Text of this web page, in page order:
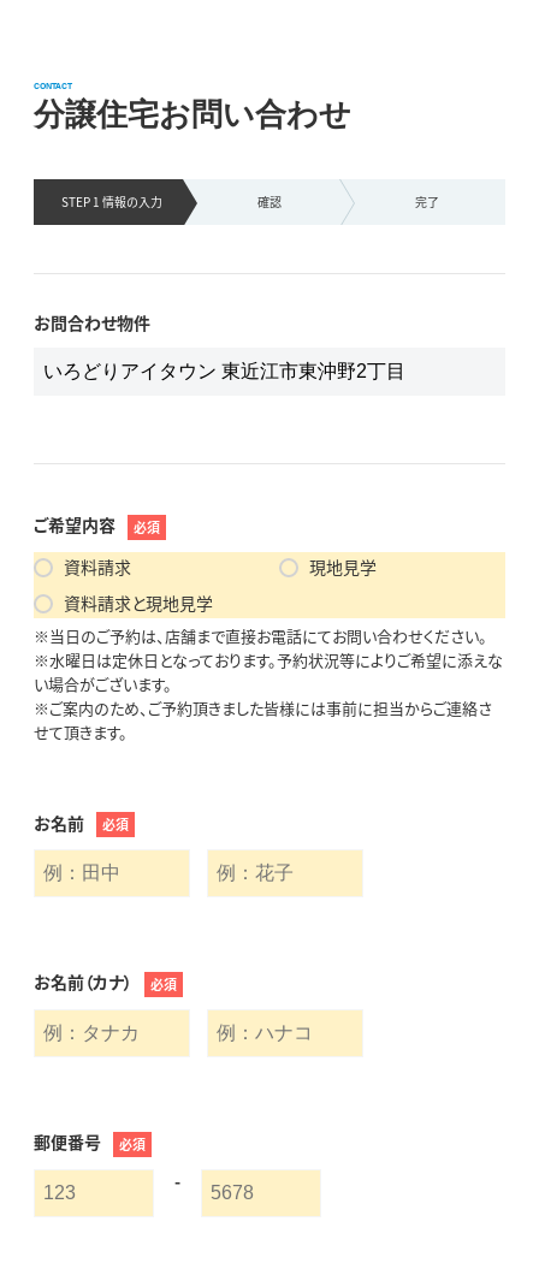
分譲住宅お問い合わせ
CONTACT
STEP 1 情報の入力 確認 完了
お問合わせ物件
ご希望内容 必須
資料請求
現地見学
資料請求と現地見学
※当日のご予約は、店舗まで直接お電話にてお問い合わせください。
※水曜日は定休日となっております。予約状況等によりご希望に添えな
い場合がございます。
※ご案内のため、ご予約頂きました皆様には事前に担当からご連絡さ
せて頂きます。
お名前 必須
お名前（カナ） 必須
郵便番号 必須
-